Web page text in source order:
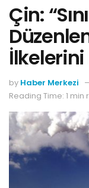
Çin:
İlkelerini
by Haber Merkezi
Reading Time: 1 min